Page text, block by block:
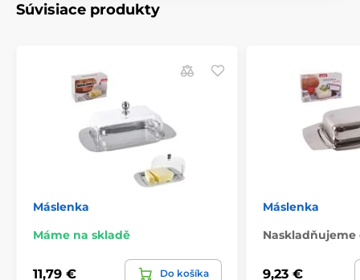
Súvisiace produkty
Máslenka
Máme na skladě
11,79 € Do košíka
Máslenka
Naskladňujeme
9,23 €